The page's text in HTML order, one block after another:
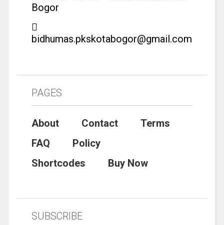
Bogor
bidhumas.pkskotabogor@gmail.com
PAGES
About Contact
Terms
FAQ
Policy
Shortcodes
Buy Now
SUBSCRIBE